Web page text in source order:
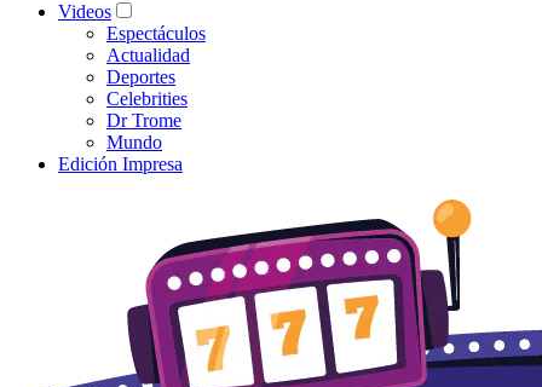
Videos
Espectáculos
Actualidad
Deportes
Celebrities
Dr Trome
Mundo
Edición Impresa